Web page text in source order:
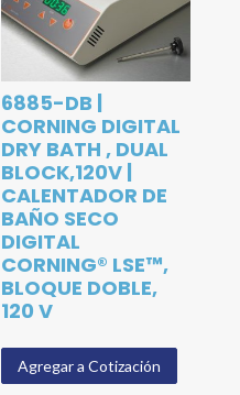
6885-DB |
CORNING DIGITAL
DRY BATH , DUAL
BLOCK,120V |
CALENTADOR DE
BAÑO SECO
DIGITAL
CORNING® LSE™,
BLOQUE DOBLE,
120 V
Agregar a Cotización